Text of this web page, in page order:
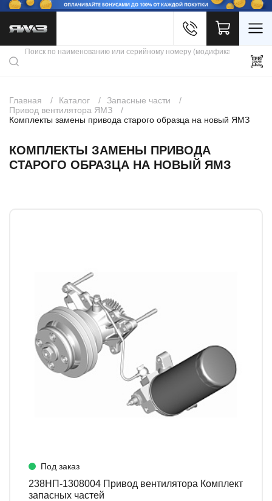
Каталог продукции
Скидки
Контакты
Главная Каталог
Запасные части
Привод вентилятора ЯМЗ
Комплекты замены привода старого образца на новый ЯМЗ
КОМПЛЕКТЫ ЗАМЕНЫ ПРИВОДА
СТАРОГО ОБРАЗЦА НА НОВЫЙ ЯМЗ
Под заказ
238НП-1308004 Привод вентилятора Комплект
запасных частей